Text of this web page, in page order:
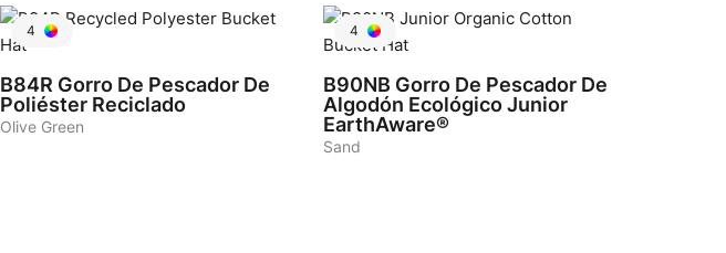
4
B84R Gorro De Pescador De
Poliéster Reciclado
Olive Green
4
B90NB Gorro De Pescador De
Algodón Ecológico Junior
EarthAware®
Sand